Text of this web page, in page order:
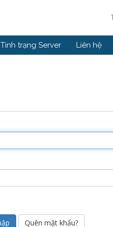
Tình trạng Server Liên hệ
Quên mật khẩu?